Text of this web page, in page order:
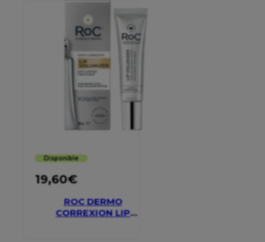
Disponible
19,60€
ROC DERMO
CORREXION LIP